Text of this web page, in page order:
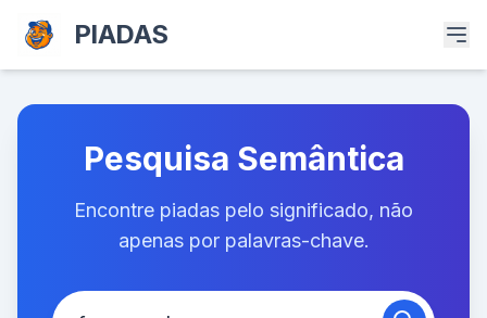
PIADAS
Pesquisa Semântica
Encontre piadas pelo significado, não
apenas por palavras-chave.